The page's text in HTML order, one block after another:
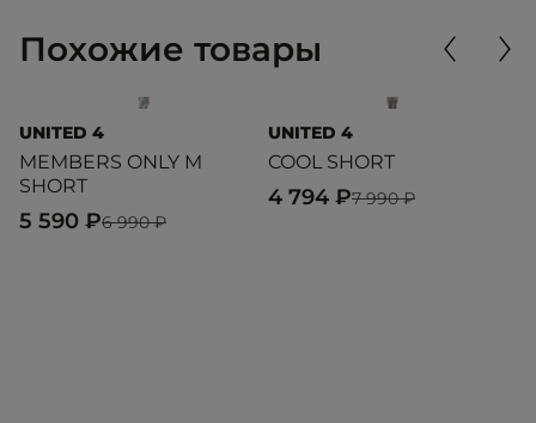
Похожие товары
UNITED 4
MEMBERS ONLY M
SHORT
6 990 ₽
5 590 ₽
UNITED 4
COOL SHORT
7 990 ₽
4 794 ₽